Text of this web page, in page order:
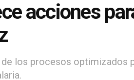
acciones
los procesos optimizados